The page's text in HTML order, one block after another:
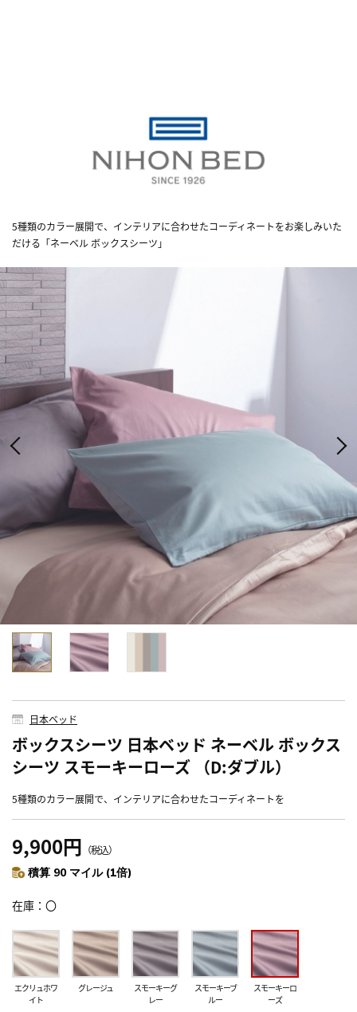
5種類のカラー展開で、インテリアに合わせたコーディネートをお楽しみいた
だける「ネーベル ボックスシーツ」
日本ベッド
ボックスシーツ 日本ベッド ネーベル ボックス
シーツ スモーキーローズ （D:ダブル）
5種類のカラー展開で、インテリアに合わせたコーディネートを
9,900円 （税込）
積算 90 マイル (1倍)
在庫 〇
エクリュホワ
イト
グレージュ
スモーキーグ
レー
スモーキーブ
ルー
スモーキーロ
ーズ